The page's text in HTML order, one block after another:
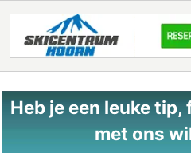
Heb je een leuke
met ons